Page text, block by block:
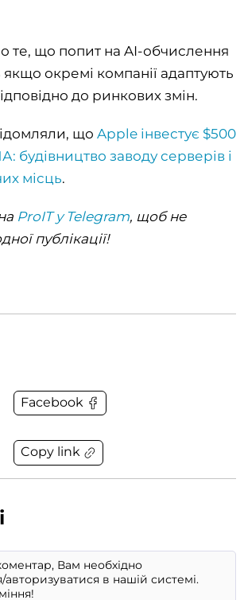
те, що попит на AI-обчислення
якщо окремі компанії адаптують
до ринкових змін.
що Apple інвестує $500
будівництво заводу серверів і
місць.
ProIT у Telegram, щоб не
публікації!
Facebook
Copy link